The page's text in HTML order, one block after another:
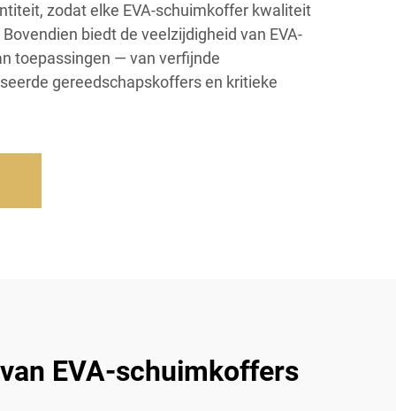
zodat elke EVA-schuimkoffer kwaliteit
biedt de veelzijdigheid van EVA-
toepassingen — van verfijnde
gereedschapskoffers en kritieke
EVA-schuimkoffers